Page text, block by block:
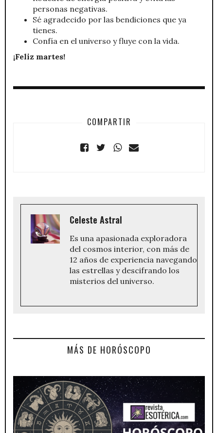
personas negativas.
Sé agradecido por las bendiciones que ya
tienes.
Confía en el universo y fluye con la vida.
¡Feliz martes!
COMPARTIR
Celeste Astral
Es una apasionada exploradora
del cosmos interior, con más de
12 años de experiencia navegando
las estrellas y descifrando los
misterios del universo.
MÁS DE HORÓSCOPO